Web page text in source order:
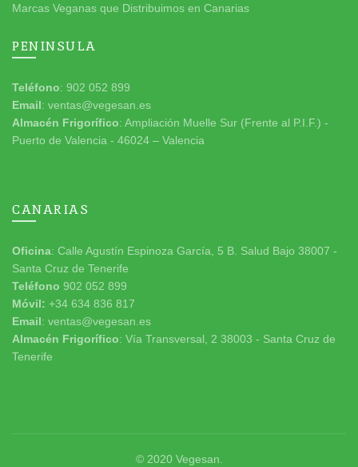
Marcas Veganas que Distribuimos en Canarias
PENINSULA
Teléfono: 902 052 899
Email: ventas@vegesan.es
Almacén Frigorífico: Ampliación Muelle Sur (Frente al P.I.F.) -
Puerto de Valencia - 46024 – Valencia
CANARIAS
Oficina: Calle Agustín Espinoza García, 5 B. Salud Bajo 38007 -
Santa Cruz de Tenerife
Teléfono 902 052 899
Móvil: +34 634 836 817
Email: ventas@vegesan.es
Almacén Frigorífico: Vía Transversal, 2 38003 - Santa Cruz de
Tenerife
© 2020 Vegesan